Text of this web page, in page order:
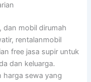
dan mobil dirumah
rentalanmobil
free jasa supir untuk
dan keluarga.
harga sewa yang